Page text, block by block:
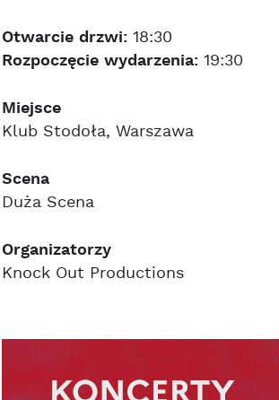
Otwarcie drzwi: 18:30
Rozpoczęcie wydarzenia: 19:30
Miejsce
Klub Stodoła, Warszawa
Scena
Duża Scena
Organizatorzy
Knock Out Productions